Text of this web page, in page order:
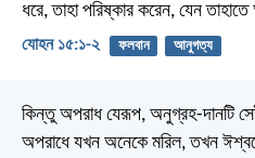
ধরে, তাহা পরিষ্কার করেন, যেন
যোহন ১৫:১-২ ফলবান আনুগত্য
কিন্তু অপরাধ যেরূপ, অনুগ্রহ-দানটি
অপরাধে যখন অনেকে মরিল, তখন